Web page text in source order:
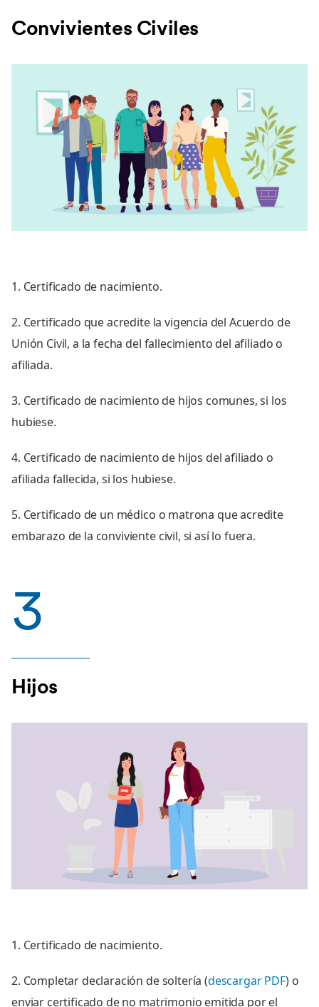
Convivientes Civiles
1. Certificado de nacimiento.
2. Certificado que acredite la vigencia del Acuerdo de
Unión Civil, a la fecha del fallecimiento del afiliado o
afiliada.
3. Certificado de nacimiento de hijos comunes, si los
hubiese.
4. Certificado de nacimiento de hijos del afiliado o
afiliada fallecida, si los hubiese.
5. Certificado de un médico o matrona que acredite
embarazo de la conviviente civil, si así lo fuera.
3
Hijos
1. Certificado de nacimiento.
2. Completar declaración de soltería (descargar PDF) o
enviar certificado de no matrimonio emitida por el